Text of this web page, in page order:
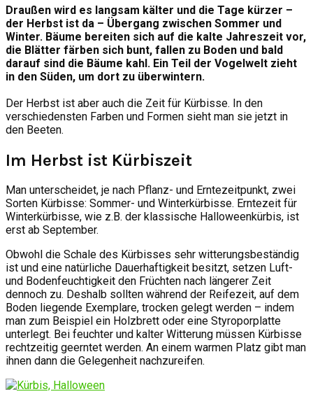
Draußen wird es langsam kälter und die Tage kürzer –
der Herbst ist da – Übergang zwischen Sommer und
Winter. Bäume bereiten sich auf die kalte Jahreszeit vor,
die Blätter färben sich bunt, fallen zu Boden und bald
darauf sind die Bäume kahl. Ein Teil der Vogelwelt zieht
in den Süden, um dort zu überwintern.
Der Herbst ist aber auch die Zeit für Kürbisse. In den
verschiedensten Farben und Formen sieht man sie jetzt in
den Beeten.
Im Herbst ist Kürbiszeit
Man unterscheidet, je nach Pflanz- und Erntezeitpunkt, zwei
Sorten Kürbisse: Sommer- und Winterkürbisse. Erntezeit für
Winterkürbisse, wie z.B. der klassische Halloweenkürbis, ist
erst ab September.
Obwohl die Schale des Kürbisses sehr witterungsbeständig
ist und eine natürliche Dauerhaftigkeit besitzt, setzen Luft-
und Bodenfeuchtigkeit den Früchten nach längerer Zeit
dennoch zu. Deshalb sollten während der Reifezeit, auf dem
Boden liegende Exemplare, trocken gelegt werden – indem
man zum Beispiel ein Holzbrett oder eine Styroporplatte
unterlegt. Bei feuchter und kalter Witterung müssen Kürbisse
rechtzeitig geerntet werden. An einem warmen Platz gibt man
ihnen dann die Gelegenheit nachzureifen.